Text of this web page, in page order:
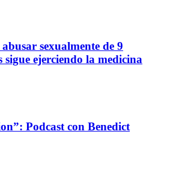
sexualmente de 9
sigue ejerciendo la medicina
Podcast con Benedict